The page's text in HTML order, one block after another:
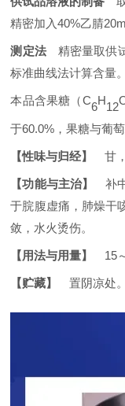
精密加入40%乙腈
测定法精密量取供
标准曲线法计算含量。
本品含果糖（C6H12
于60.0% ，果糖与葡
【性味与归经】 甘
【功能与主治】
补
于脘腹虚痛，肺燥干
敛，水火烫伤。
【用法与用量】 15
【贮藏】 置阴凉处。